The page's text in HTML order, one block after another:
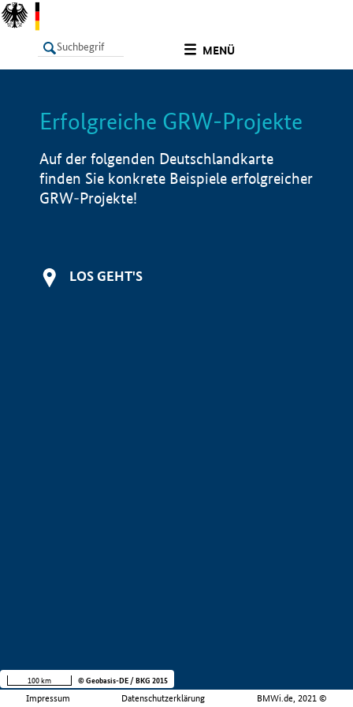
MENÜ
LISTE Info
Erfolgreiche GRW-Projekte
Auf der folgenden Deutschlandkarte
finden Sie konkrete Beispiele erfolgreicher
GRW-Projekte!
LOS GEHT'S
Impressum Datenschutzerklärung BMWi.de, 2021 ©
100 km © Geobasis-DE / BKG 2015